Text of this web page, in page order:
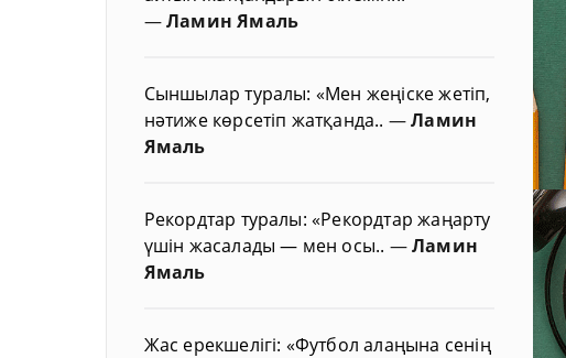
—Ламин Ямаль
Сыншылар туралы: «Мен жеңіске жетіп,
нәтиже көрсетіп жатқанда.. —Ламин
Ямаль
Рекордтар туралы: «Рекордтар жаңарту
үшін жасалады — мен осы.. —Ламин
Ямаль
Жас ерекшелігі: «Футбол алаңына сенің